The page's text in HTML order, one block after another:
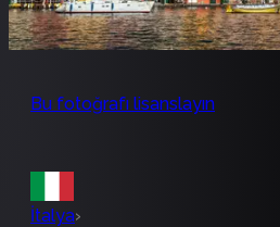
Bu fotoğrafı lisanslayın
İtalya›